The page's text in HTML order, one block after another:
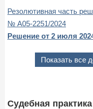
Резолютивная часть
№ А05-2251/2024
Решение от 2 июля
Показать все
Судебная